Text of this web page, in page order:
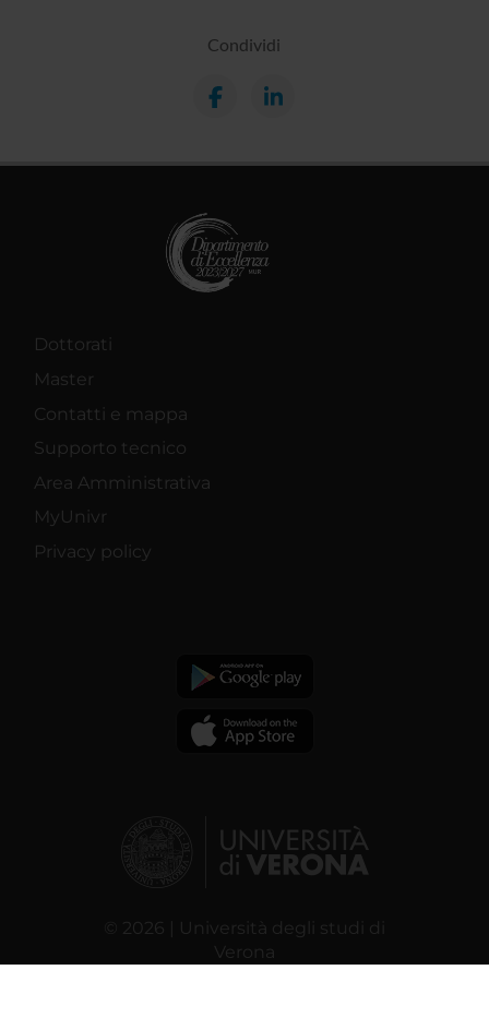
Condividi
Dottorati
Master
Contatti e mappa
Supporto tecnico
Area Amministrativa
MyUnivr
Privacy policy
© 2026 | Università degli studi di
Verona